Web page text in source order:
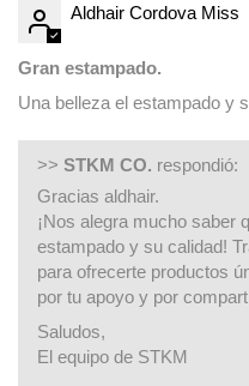
Aldhair Cordova Miss
Gran estampado.
Una belleza el estampado y
>> STKM CO. respondió:
Gracias aldhair.
¡Nos alegra mucho saber
estampado y su calidad!
para ofrecerte productos
por tu apoyo y por
Saludos,
El equipo de STKM